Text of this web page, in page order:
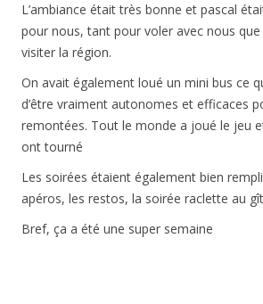
L’ambiance était très bonne et pascal
pour nous, tant pour voler avec nous
visiter la région.
On avait également loué un mini bus ce
d’être vraiment autonomes et efficaces
remontées. Tout le monde a joué le jeu
ont tourné
Les soirées étaient également bien
apéros, les restos, la soirée raclette au
Bref, ça a été une super semaine